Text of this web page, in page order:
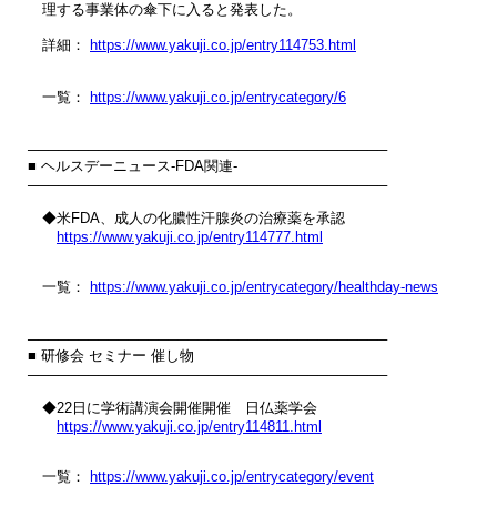
理する事業体の傘下に入ると発表した。
詳細： https://www.yakuji.co.jp/entry114753.html
一覧： https://www.yakuji.co.jp/entrycategory/6
────────────────────────────────────
■ ヘルスデーニュース‐FDA関連‐
────────────────────────────────────
◆米FDA、成人の化膿性汗腺炎の治療薬を承認
https://www.yakuji.co.jp/entry114777.html
一覧： https://www.yakuji.co.jp/entrycategory/healthday-news
────────────────────────────────────
■ 研修会 セミナー 催し物
────────────────────────────────────
◆22日に学術講演会開催開催　日仏薬学会
https://www.yakuji.co.jp/entry114811.html
一覧： https://www.yakuji.co.jp/entrycategory/event